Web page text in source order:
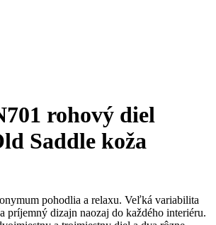
rohový diel
Saddle koža
pohodlia a relaxu. Veľká variabilita
príjemný dizajn naozaj do každého interiéru.